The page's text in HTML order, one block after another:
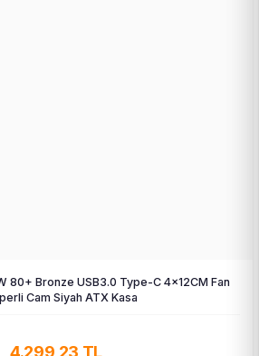
80+ Bronze USB3.0 Type-C 4×12CM Fan
Cam Siyah ATX Kasa